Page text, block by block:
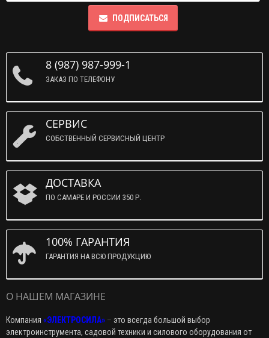
ПОДПИСАТЬСЯ
8 (987) 987-999-1
ЗАКАЗ ПО ТЕЛЕФОНУ
СЕРВИС
СОБСТВЕННЫЙ СЕРВИСНЫЙ ЦЕНТР
ДОСТАВКА
ПО САМАРЕ И РОССИИ 350 Р.
100% ГАРАНТИЯ
ГАРАНТИЯ НА ВСЮ ПРОДУКЦИЮ
О НАШЕМ МАГАЗИНЕ
Компания «ЭЛЕКТРОСИЛА» – это всегда большой выбор
электроинструмента, садовой техники и силового оборудования от